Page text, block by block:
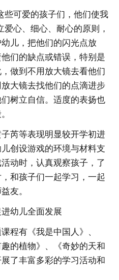
些可爱的孩子们，他们使我
心、细心、耐心的原则，
儿，把他们的闪光点放
们的缺点或错误，特别是
做到不用放大镜去看他们
大镜去找他们的点滴进步
树立自信。适度的表扬也
芮等表现明显较开学初进
创设游戏的环境与材料支
动时，认真观察孩子，了
和孩子们一起学习，一起
友。
幼儿全面发展
程有《我是中国人》、
的植物》、《奇妙的天和
了丰富多彩的学习活动和